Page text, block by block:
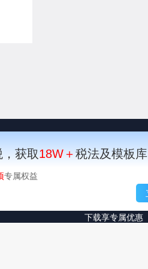
下载享专属优惠
获取18W＋税法及模板库
专属权益